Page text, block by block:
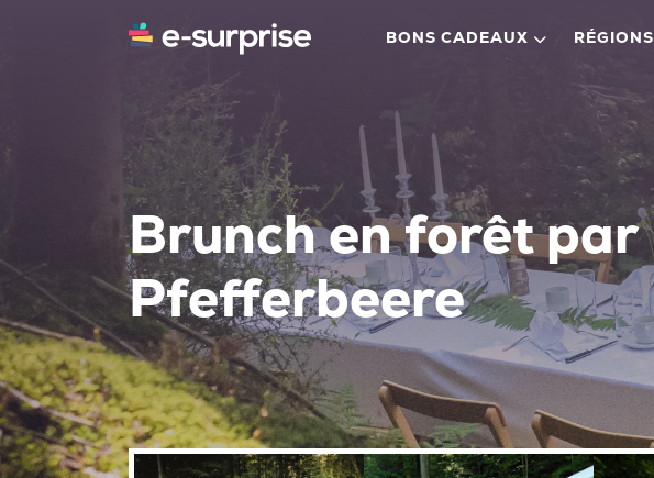
BONS CADEAUX RÉGIONS
Brunch en forêt par
Pfefferbeere